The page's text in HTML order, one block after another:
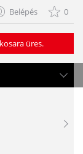
Belépés 0
üres.